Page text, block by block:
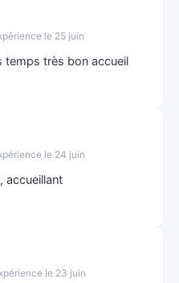
le 25 juin
temps très bon accueil
le 24 juin
accueillant
le 23 juin